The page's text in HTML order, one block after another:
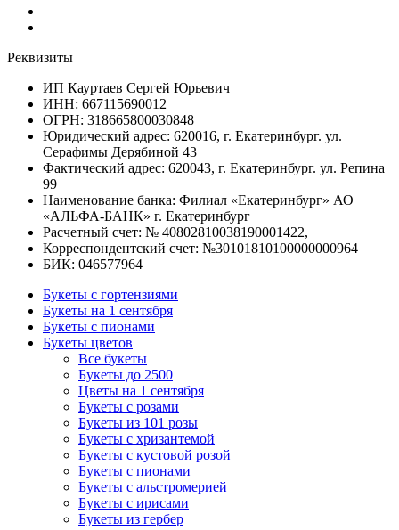
Реквизиты
ИП Кауртаев Сергей Юрьевич
ИНН: 667115690012
ОГРН: 318665800030848
Юридический адрес: 620016, г. Екатеринбург. ул.
Серафимы Дерябиной 43
Фактический адрес: 620043, г. Екатеринбург. ул. Репина
99
Наименование банка: Филиал «Екатеринбург» АО
«АЛЬФА-БАНК» г. Екатеринбург
Расчетный счет: № 40802810038190001422,
Корреспондентский счет: №30101810100000000964
БИК: 046577964
Букеты с гортензиями
Букеты на 1 сентября
Букеты с пионами
Букеты цветов
Все букеты
Букеты до 2500
Цветы на 1 сентября
Букеты с розами
Букеты из 101 розы
Букеты с хризантемой
Букеты с кустовой розой
Букеты с пионами
Букеты с альстромерией
Букеты с ирисами
Букеты из гербер